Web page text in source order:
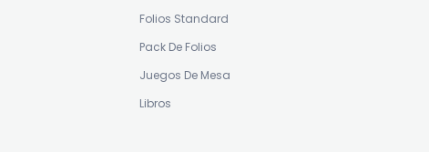
Folios Standard
Pack De Folios
Juegos De Mesa
Libros